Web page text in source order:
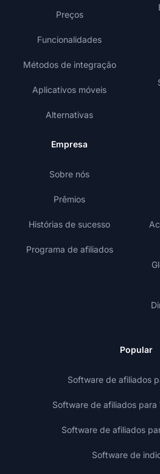
Preços
Funcionalidades
Métodos de integração
Aplicativos móveis
Alternativas
Empresa
Sobre nós
Prêmios
Histórias de sucesso
Programa de afiliados
Popular
Software de afiliados
Software de afiliados para
Software de afiliados
Software de